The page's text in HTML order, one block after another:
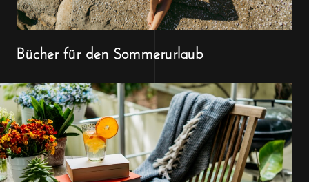
Bücher für den Sommerurlaub